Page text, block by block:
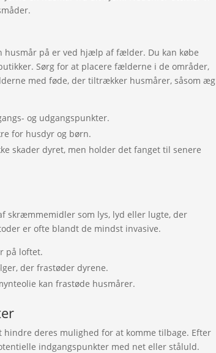
husmår på er ved hjælp af fælder. Du kan købe
Sørg for at placere fælderne i de områder,
med føde, der tiltrækker husmårer, såsom æg
og udgangspunkter.
for husdyr og børn.
skader dyret, men holder det fanget til senere
skræmmemidler som lys, lyd eller lugte, der
er ofte blandt de mindst invasive.
på loftet.
der frastøder dyrene.
kan frastøde husmårer.
deres mulighed for at komme tilbage. Efter
indgangspunkter med net eller ståluld.